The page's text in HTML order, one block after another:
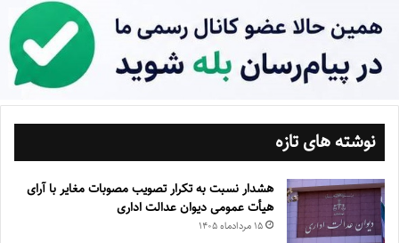
نوشته های تازه
هشدار نسبت به تکرار تصویب مصوبات مغایر با آرای
هیأت عمومی دیوان عدالت اداری
۱۵ مرداد‌ماه ۱۴۰۵